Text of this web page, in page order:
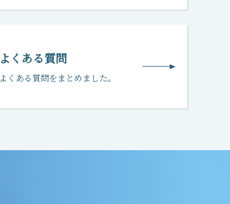
よくある質問
よくある質問をまとめました。